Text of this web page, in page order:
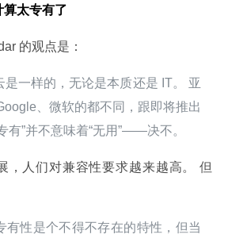
算太专有了
的观点是：
是一样的，无论是本质还是 IT。 亚
、微软的都不同，跟即将推出
有”并不意味着“无用”——决不。
，人们对兼容性要求越来越高。 但
有性是个不得不存在的特性，但当